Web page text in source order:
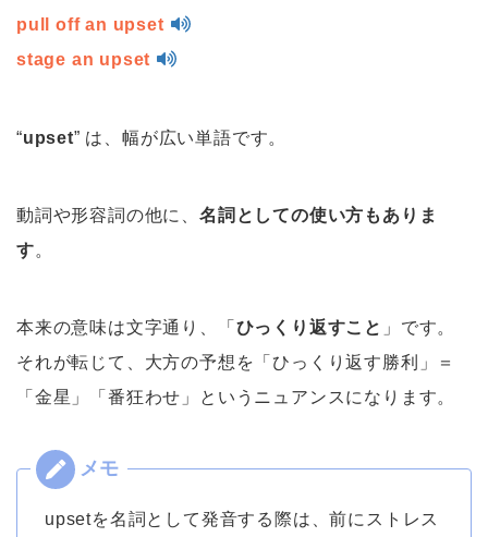
pull off an upset
stage an upset
“upset” は、幅が広い単語です。
動詞や形容詞の他に、 名詞としての使い方もありま
す。
本来の意味は文字通り、「 ひっくり返すこと 」です。
それが転じて、大方の予想を「ひっくり返す勝利」＝
「金星」「番狂わせ」というニュアンスになります。
upsetを名詞として発音する際は、前にストレス